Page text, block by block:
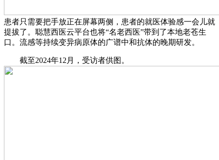
患者只需要把手放正在屏幕两侧，患者的就医体验感一会儿就
提拔了。聪慧西医云平台也将“名老西医”带到了本地老苍生
口。流感等持续变异病原体的广谱中和抗体的晚期研发。
截至2024年12月，受访者供图。